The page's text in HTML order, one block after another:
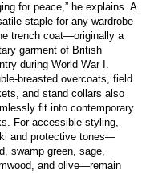
for peace,” he explains. A
staple for any wardrobe
trench coat—originally a
garment of British
during World War I.
breasted overcoats, field
and stand collars also
fit into contemporary
For accessible styling,
and protective tones—
swamp green, sage,
and olive—remain